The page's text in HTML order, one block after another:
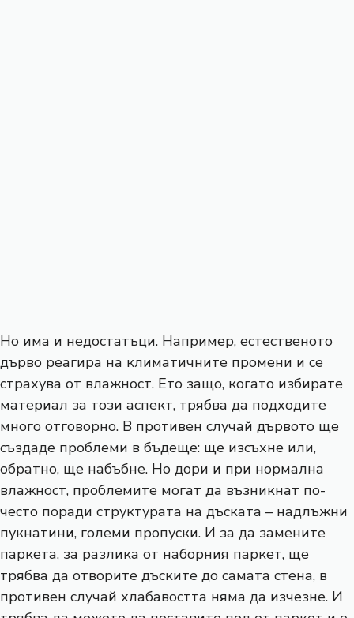
Но има и недостатъци. Например, естественото
дърво реагира на климатичните промени и се
страхува от влажност. Ето защо, когато избирате
материал за този аспект, трябва да подходите
много отговорно. В противен случай дървото ще
създаде проблеми в бъдеще: ще изсъхне или,
обратно, ще набъбне. Но дори и при нормална
влажност, проблемите могат да възникнат по-
често поради структурата на дъската – надлъжни
пукнатини, големи пропуски. И за да замените
паркета, за разлика от наборния паркет, ще
трябва да отворите дъските до самата стена, в
противен случай хлабавостта няма да изчезне. И